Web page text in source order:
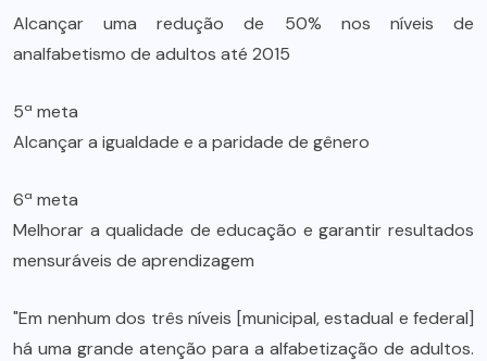
Alcançar uma redução de 50% nos níveis de
analfabetismo de adultos até 2015
5ª meta
Alcançar a igualdade e a paridade de gênero
6ª meta
Melhorar a qualidade de educação e garantir resultados
mensuráveis de aprendizagem
"Em nenhum dos três níveis [municipal, estadual e federal]
há uma grande atenção para a alfabetização de adultos.